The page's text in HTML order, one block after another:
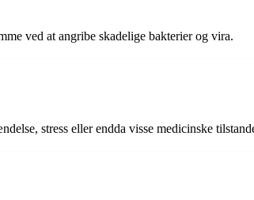
ved at angribe skadelige bakterier og vira.
stress eller endda visse medicinske